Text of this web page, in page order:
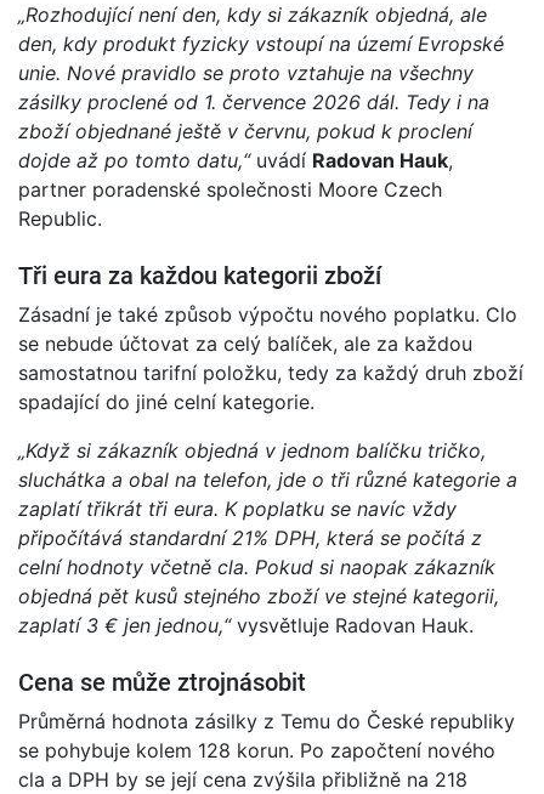
„Rozhodující není den, kdy si zákazník objedná, ale
den, kdy produkt fyzicky vstoupí na území Evropské
unie. Nové pravidlo se proto vztahuje na všechny
zásilky proclené od 1. července 2026 dál. Tedy i na
zboží objednané ještě v červnu, pokud k proclení
dojde až po tomto datu,“ uvádí Radovan Hauk,
partner poradenské společnosti Moore Czech
Republic.
Tři eura za každou kategorii zboží
Zásadní je také způsob výpočtu nového poplatku. Clo
se nebude účtovat za celý balíček, ale za každou
samostatnou tarifní položku, tedy za každý druh zboží
spadající do jiné celní kategorie.
„Když si zákazník objedná v jednom balíčku tričko,
sluchátka a obal na telefon, jde o tři různé kategorie a
zaplatí třikrát tři eura. K poplatku se navíc vždy
připočítává standardní 21% DPH, která se počítá z
celní hodnoty včetně cla. Pokud si naopak zákazník
objedná pět kusů stejného zboží ve stejné kategorii,
zaplatí 3 € jen jednou,“ vysvětluje Radovan Hauk.
Cena se může ztrojnásobit
Průměrná hodnota zásilky z Temu do České republiky
se pohybuje kolem 128 korun. Po započtení nového
cla a DPH by se její cena zvýšila přibližně na 218